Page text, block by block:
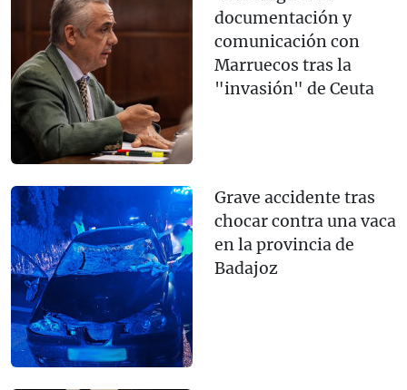
documentación y
comunicación con
Marruecos tras la
"invasión" de Ceuta
Grave accidente tras
chocar contra una vaca
en la provincia de
Badajoz